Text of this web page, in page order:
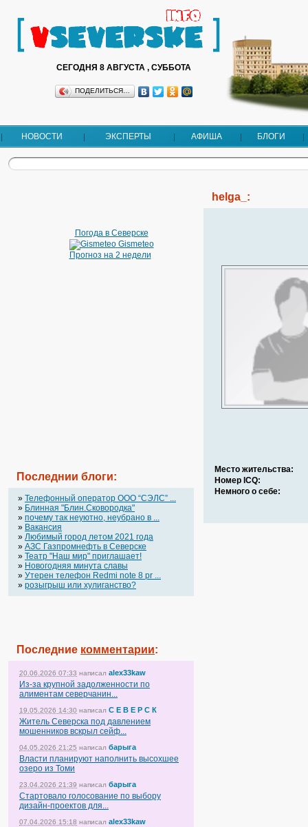
СЕГОДНЯ 8 АВГУСТА , СУББОТА
ПОДЕЛИТЬСЯ…
НОВОСТИ ЭКСПЕРТЫ АФИША БЛОГИ
Погода в Северске
Gismeteo
Прогноз на 2 недели
Последнии блоги:
» Телефонный оператор OOO “СЭЛС” ...
» Блинная "Блин.Сковородка"
» почему так неуютно, неубрано в ...
» Вакансия
» Любимый город летом 2021 года
» АЗС Газпромнефть в Северске
» Театр "Наш мир" приглашает!
» Новогодняя минута славы
» Утерен телефон Redmi note 8 pr ...
» розыгрыш или хулиганство?
Последние комментарии:
20.06.2026 07:33 написал alex33kaw
Из-за крупной задолженности по
алиментам северчанин...
19.05.2026 14:30 написал С Е В Е Р С К
Житель Северска под давлением
мошенников вскрыл сейф...
04.05.2026 21:25 написал барыга
Власти планируют наполнить высохшее
озеро из Томи
23.04.2026 21:39 написал барыга
Стартовало голосование по выбору
дизайн-проектов для...
07.04.2026 15:18 написал alex33kaw
helga_:
Место жительства:
Номер ICQ:
Немного о себе: